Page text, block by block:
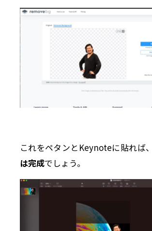
これをペタンとKeynoteに貼れば
は完成でしょう。